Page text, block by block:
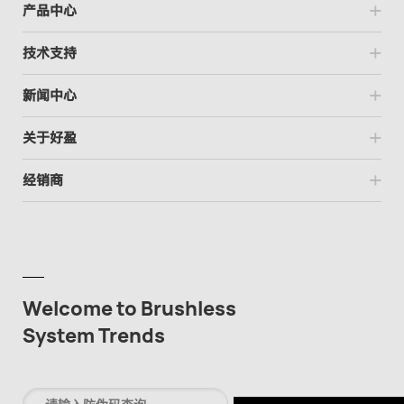
产品中心
技术支持
新闻中心
关于好盈
经销商
Welcome to Brushless
System Trends